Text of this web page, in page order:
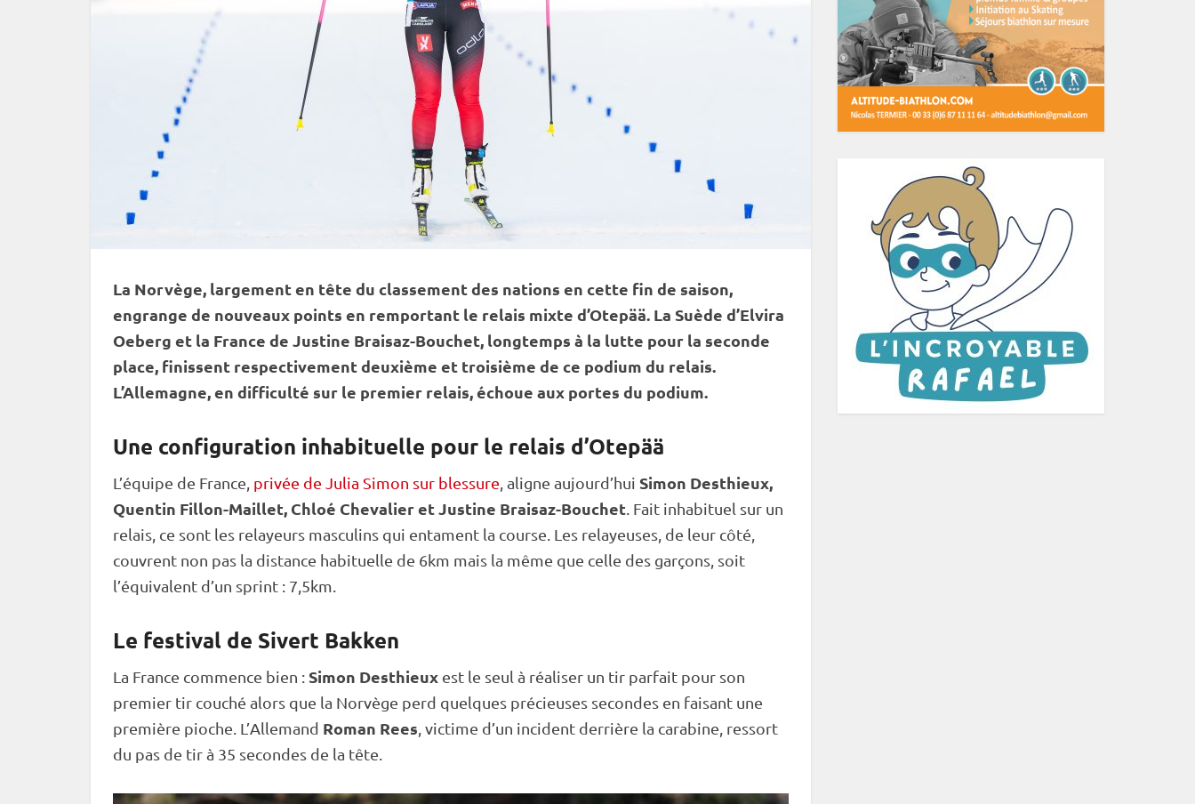
La Norvège, largement en tête du classement des nations en cette fin de saison,
engrange de nouveaux points en remportant le relais mixte d’Otepää. La Suède d’Elvira
Oeberg et la France de Justine Braisaz-Bouchet, longtemps à la lutte pour la seconde
place, finissent respectivement deuxième et troisième de ce podium du relais.
L’Allemagne, en difficulté sur le premier relais, échoue aux portes du podium.
Une configuration inhabituelle pour le relais d’Otepää
L’équipe de France, privée de Julia Simon sur blessure , aligne aujourd’hui Simon Desthieux,
Quentin Fillon-Maillet, Chloé Chevalier et Justine Braisaz-Bouchet . Fait inhabituel sur un
relais , ce sont les relayeurs masculins qui entament la course. Les relayeuses, de leur côté,
couvrent non pas la distance habituelle de 6km mais la même que celle des garçons, soit
l’équivalent d’un sprint : 7,5km.
Le festival de Sivert Bakken
La France commence bien : Simon Desthieux est le seul à réaliser un tir parfait pour son
premier tir couché alors que la Norvège perd quelques précieuses secondes en faisant une
première pioche. L’Allemand Roman Rees , victime d’un incident derrière la carabine , ressort
du pas de tirà 35 secondes de la tête.